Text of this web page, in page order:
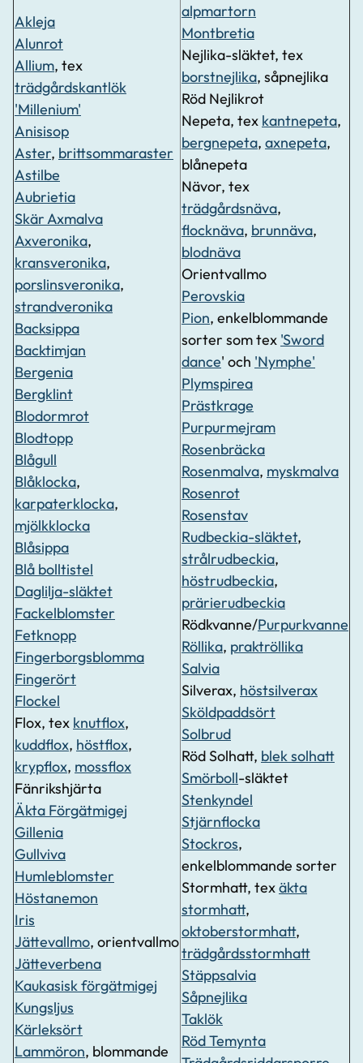
Akleja
Alunrot
Allium, tex
trädgårdskantlök
'Millenium'
Anisisop
Aster, brittsommaraster
Astilbe
Aubrietia
Skär Axmalva
Axveronika,
kransveronika,
porslinsveronika,
strandveronika
Backsippa
Backtimjan
Bergenia
Bergklint
Blodormrot
Blodtopp
Blågull
Blåklocka,
karpaterklocka,
mjölkklocka
Blåsippa
Blå bolltistel
Daglilja-släktet
Fackelblomster
Fetknopp
Fingerborgsblomma
Fingerört
Flockel
Flox, tex knutflox,
kuddflox, höstflox,
krypflox, mossflox
Fänrikshjärta
Äkta Förgätmigej
Gillenia
Gullviva
Humleblomster
Höstanemon
Iris
Jättevallmo, orientvallmo
Jätteverbena
Kaukasisk förgätmigej
Kungsljus
Kärleksört
Lammöron, blommande
alpmartorn
Montbretia
Nejlika-släktet, tex
borstnejlika, såpnejlika
Röd Nejlikrot
Nepeta, tex kantnepeta,
bergnepeta, axnepeta,
blånepeta
Nävor, tex
trädgårdsnäva,
flocknäva, brunnäva,
blodnäva
Orientvallmo
Perovskia
Pion, enkelblommande
sorter som tex 'Sword
dance' och 'Nymphe'
Plymspirea
Prästkrage
Purpurmejram
Rosenbräcka
Rosenmalva, myskmalva
Rosenrot
Rosenstav
Rudbeckia-släktet,
strålrudbeckia,
höstrudbeckia,
prärierudbeckia
Rödkvanne/Purpurkvanne
Röllika, praktröllika
Salvia
Silverax, höstsilverax
Sköldpaddsört
Solbrud
Röd Solhatt, blek solhatt
Smörboll-släktet
Stenkyndel
Stjärnflocka
Stockros,
enkelblommande sorter
Stormhatt, texäkta
stormhatt,
oktoberstormhatt,
trädgårdsstormhatt
Stäppsalvia
Såpnejlika
Taklök
Röd Temynta